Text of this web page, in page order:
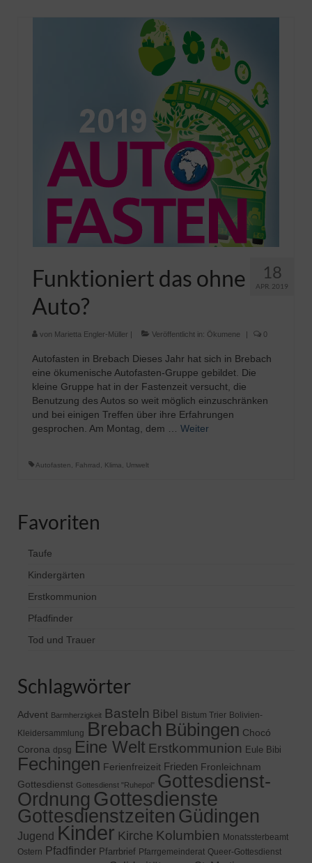
18
APR. 2019
Funktioniert das ohne
Auto?
von Marietta Engler-Müller | Veröffentlicht in: Ökumene | 0
Autofasten in Brebach Dieses Jahr hat sich in Brebach
eine ökumenische Autofasten-Gruppe gebildet. Die
kleine Gruppe hat in der Fastenzeit versucht, die
Benutzung des Autos so weit möglich einzuschränken
und bei einigen Treffen über ihre Erfahrungen
gesprochen. Am Montag, dem … Weiter
Autofasten Fahrrad Klima Umwelt
Favoriten
Taufe
Kindergärten
Erstkommunion
Pfadfinder
Tod und Trauer
Schlagwörter
Advent Barmherzigkeit Basteln Bibel Bistum Trier Bolivien-
Kleidersammlung Brebach Bübingen Chocó
Corona dpsg Eine Welt Erstkommunion Eule Bibi
Fechingen Ferienfreizeit Frieden Fronleichnam
Gottesdienst Gottesdienst "Ruhepol" Gottesdienst-
Ordnung Gottesdienste
Gottesdienstzeiten Güdingen
Jugend Kinder Kirche Kolumbien Monatssterbeamt
Ostern Pfadfinder Pfarrbrief Pfarrgemeinderat Queer-Gottesdienst